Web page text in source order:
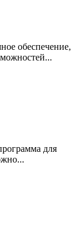
обеспечение,
для